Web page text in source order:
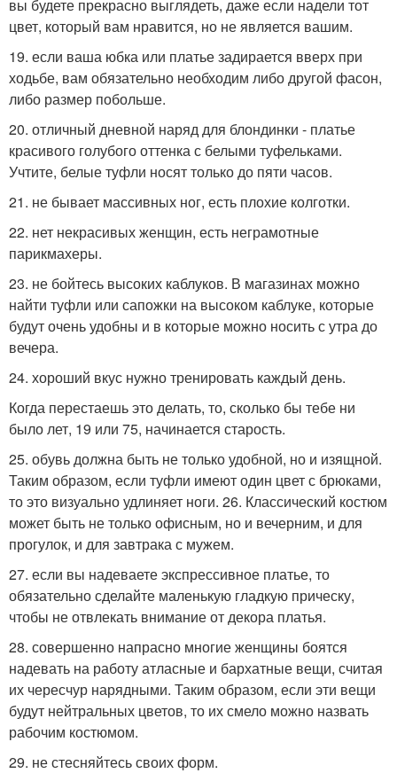
вы будете прекрасно выглядеть, даже если надели тот
цвет, который вам нравится, но не является вашим.
19. если ваша юбка или платье задирается вверх при
ходьбе, вам обязательно необходим либо другой фасон,
либо размер побольше.
20. отличный дневной наряд для блондинки - платье
красивого голубого оттенка с белыми туфельками.
Учтите, белые туфли носят только до пяти часов.
21. не бывает массивных ног, есть плохие колготки.
22. нет некрасивых женщин, есть неграмотные
парикмахеры.
23. не бойтесь высоких каблуков. В магазинах можно
найти туфли или сапожки на высоком каблуке, которые
будут очень удобны и в которые можно носить с утра до
вечера.
24. хороший вкус нужно тренировать каждый день.
Когда перестаешь это делать, то, сколько бы тебе ни
было лет, 19 или 75, начинается старость.
25. обувь должна быть не только удобной, но и изящной.
Таким образом, если туфли имеют один цвет с брюками,
то это визуально удлиняет ноги. 26. Классический костюм
может быть не только офисным, но и вечерним, и для
прогулок, и для завтрака с мужем.
27. если вы надеваете экспрессивное платье, то
обязательно сделайте маленькую гладкую прическу,
чтобы не отвлекать внимание от декора платья.
28. совершенно напрасно многие женщины боятся
надевать на работу атласные и бархатные вещи, считая
их чересчур нарядными. Таким образом, если эти вещи
будут нейтральных цветов, то их смело можно назвать
рабочим костюмом.
29. не стесняйтесь своих форм.